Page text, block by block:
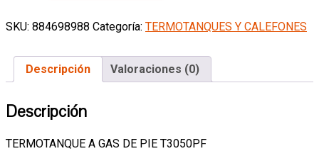
50
T3050pf
SKU: 884698988 Categoría: TERMOTANQUES Y CALEFONES
Descripción Valoraciones (0)
Descripción
TERMOTANQUE A GAS DE PIE T3050PF